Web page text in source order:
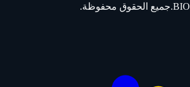
BIO.جميع الحقوق محفوظة.